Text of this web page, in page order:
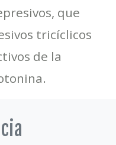
que
tricíclicos
de la